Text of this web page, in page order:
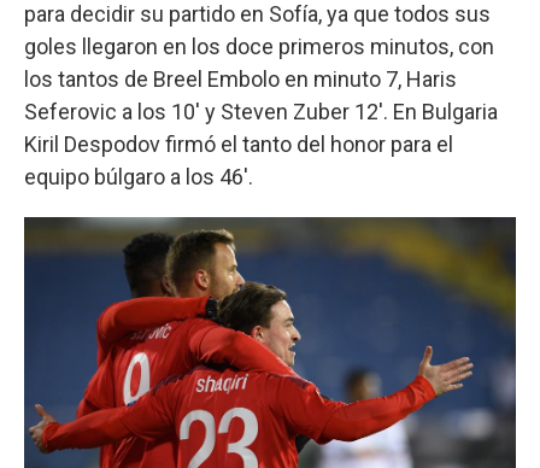
para decidir su partido en Sofía, ya que todos sus
goles llegaron en los doce primeros minutos, con
los tantos de Breel Embolo en minuto 7, Haris
Seferovic a los 10' y Steven Zuber 12'. En Bulgaria
Kiril Despodov firmó el tanto del honor para el
equipo búlgaro a los 46'.